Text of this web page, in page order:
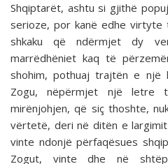
Shqiptarët, ashtu si gjithë
serioze, por kanë edhe virtyte
shkaku që ndërmjet dy
marrëdhëniet kaq të
shohim, pothuaj trajtën e një
Zogu, nëpërmjet një letre
mirënjohjen, që siç thoshte,
vërtetë, deri në ditën e
vinte ndonjë përfaqësues
Zogut, vinte dhe në